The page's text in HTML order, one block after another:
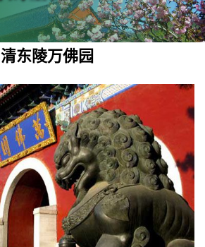
清东陵万佛园